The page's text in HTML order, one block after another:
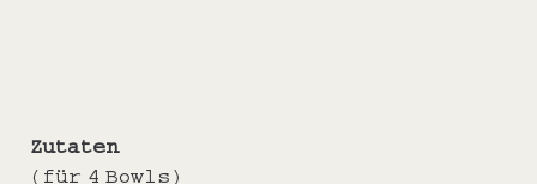
Zutaten
(für 4 Bowls)